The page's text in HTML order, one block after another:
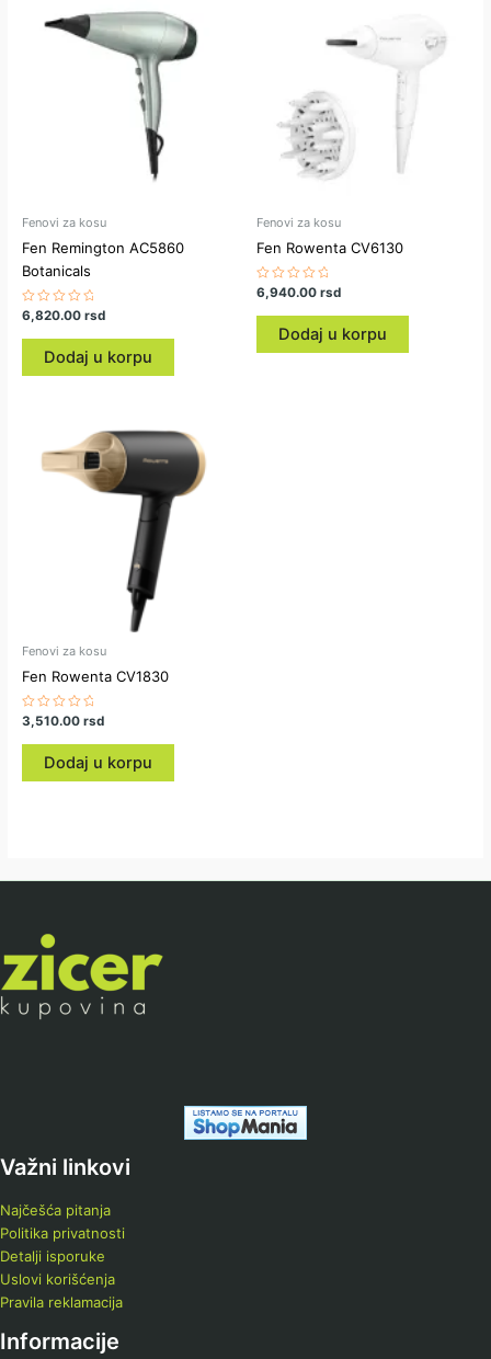
Fenovi za kosu
Fen Remington AC5860
Botanicals
Ocenjeno
sa
0
6,820.00rsd
Dodaj u korpu
Fenovi za kosu
Fen Rowenta CV6130
Ocenjeno
sa
0
6,940.00 rsd
Dodaj u korpu
Fenovi za kosu
Fen Rowenta CV1830
Ocenjeno
sa
0
3,510.00rsd
Dodaj u korpu
Važni linkovi
Najčešća pitanja
Politika privatnosti
Detalji isporuke
Uslovi korišćenja
Pravila reklamacija
Informacije